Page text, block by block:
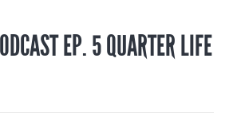
EP. 5 QUARTER LIFE